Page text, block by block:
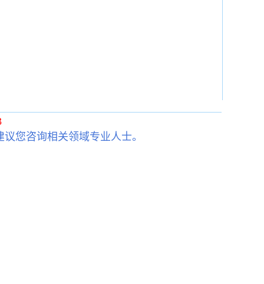
您咨询相关领域专业人士。